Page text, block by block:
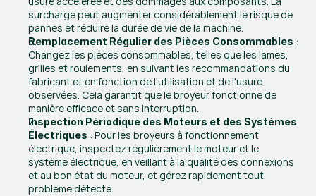
surcharge peut augmenter considérablement le risque de
pannes et réduire la durée de vie de la machine.
Remplacement Régulier des Pièces Consommables :
Changez les pièces consommables, telles que les lames,
grilles et roulements, en suivant les recommandations du
fabricant et en fonction de l'utilisation et de l'usure
observées. Cela garantit que le broyeur fonctionne de
manière efficace et sans interruption.
Inspection Périodique des Moteurs et des Systèmes
Électriques : Pour les broyeurs à fonctionnement
électrique, inspectez régulièrement le moteur et le
système électrique, en veillant à la qualité des connexions
et au bon état du moteur, et gérez rapidement tout
problème détecté.